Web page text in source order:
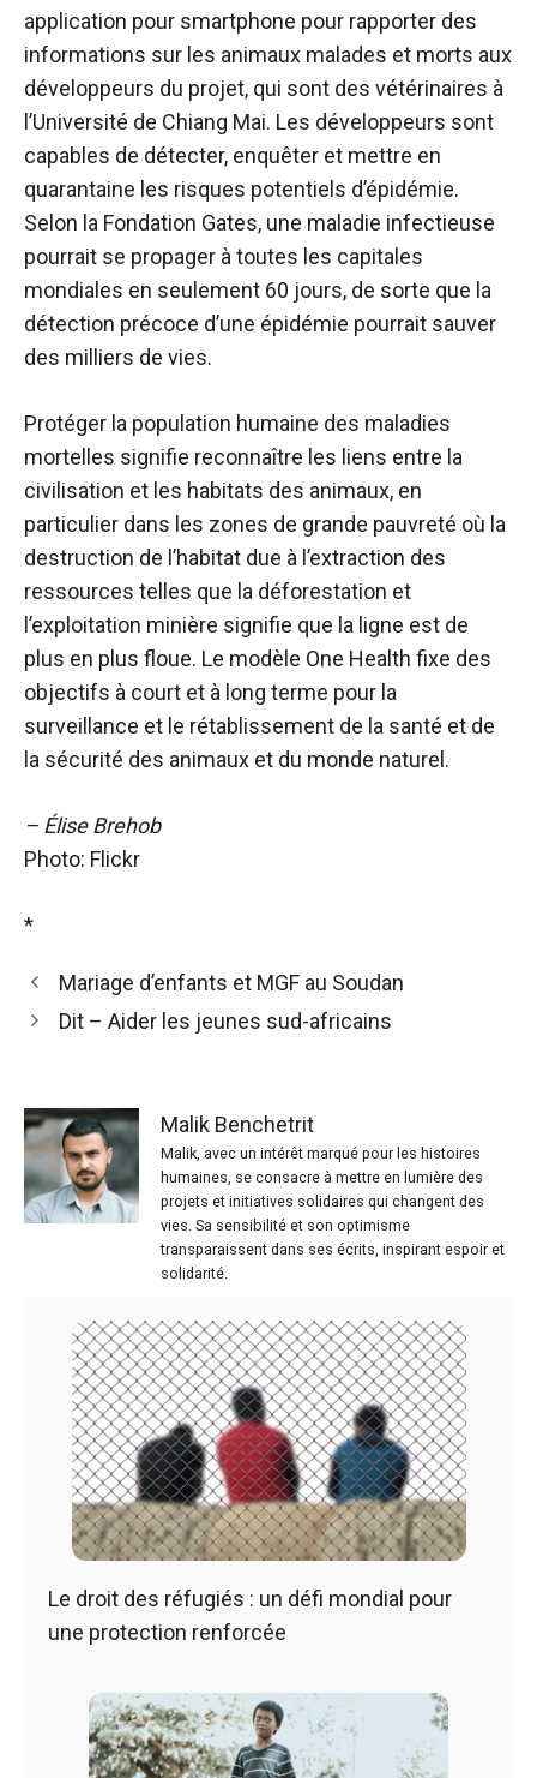
application pour smartphone pour rapporter des
informations sur les animaux malades et morts aux
développeurs du projet, qui sont des vétérinaires à
l’Université de Chiang Mai. Les développeurs sont
capables de détecter, enquêter et mettre en
quarantaine les risques potentiels d’épidémie.
Selon la Fondation Gates, une maladie infectieuse
pourrait se propager à toutes les capitales
mondiales en seulement 60 jours, de sorte que la
détection précoce d’une épidémie pourrait sauver
des milliers de vies.
Protéger la population humaine des maladies
mortelles signifie reconnaître les liens entre la
civilisation et les habitats des animaux, en
particulier dans les zones de grande pauvreté où la
destruction de l’habitat due à l’extraction des
ressources telles que la déforestation et
l’exploitation minière signifie que la ligne est de
plus en plus floue. Le modèle One Health fixe des
objectifs à court et à long terme pour la
surveillance et le rétablissement de la santé et de
la sécurité des animaux et du monde naturel.
– Élise Brehob
Photo: Flickr
*
Mariage d’enfants et MGF au Soudan
Dit – Aider les jeunes sud-africains
Malik Benchetrit
Malik, avec un intérêt marqué pour les histoires
humaines, se consacre à mettre en lumière des
projets et initiatives solidaires qui changent des
vies. Sa sensibilité et son optimisme
transparaissent dans ses écrits, inspirant espoir et
solidarité.
Le droit des réfugiés : un défi mondial pour
une protection renforcée